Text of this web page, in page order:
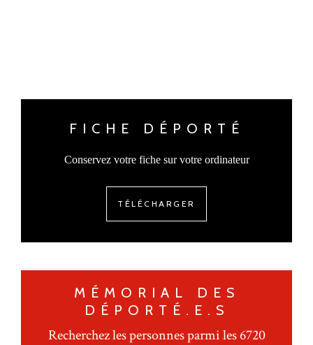
FICHE DÉPORTÉ
Conservez votre fiche sur votre ordinateur
TÉLÉCHARGER
MÉMORIAL DES
DÉPORTÉ.E.S
Recherchez les personnes parmi les 6720